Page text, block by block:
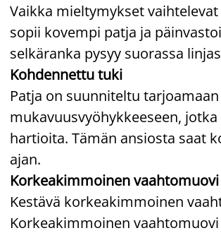
Vaikka mieltymykset
sopii kovempi patja ja
selkäranka pysyy suorassa
Kohdennettu tuki
Patja on suunniteltu
mukavuusvyöhykkeeseen,
hartioita. Tämän ansiosta saat
ajan.
Korkeakimmoinen vaahtomuovi
Kestävä korkeakimmoinen
Korkeakimmoinen